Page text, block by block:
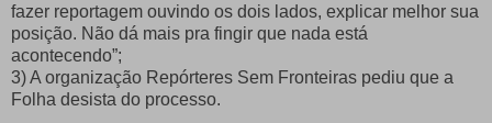
fazer reportagem ouvindo os dois lados, explicar melhor sua
posição. Não dá mais pra fingir que nada está
acontecendo”;
3) A organização Repórteres Sem Fronteiras pediu que a
Folha desista do processo.